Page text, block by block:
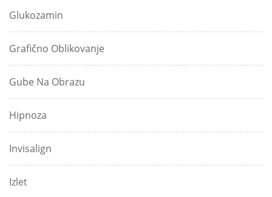
Glukozamin
Grafično Oblikovanje
Gube Na Obrazu
Hipnoza
Invisalign
Izlet